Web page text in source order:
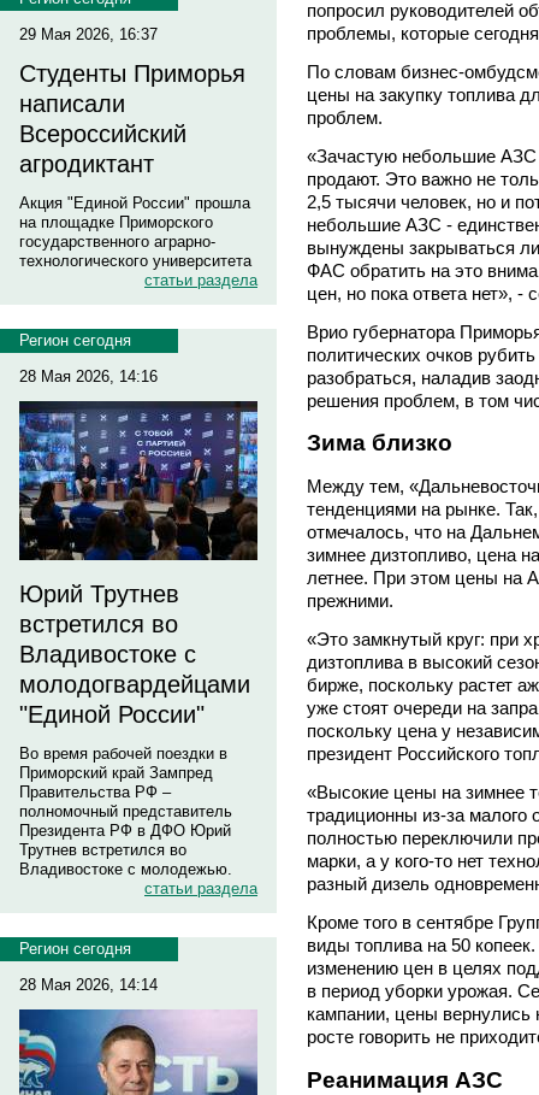
29 Мая 2026, 16:37
Студенты Приморья
написали
Всероссийский
агродиктант
Акция "Единой России" прошла
на площадке Приморского
государственного аграрно-
технологического университета
статьи раздела
Регион сегодня
28 Мая 2026, 14:16
Юрий Трутнев
встретился во
Владивостоке с
молодогвардейцами
"Единой России"
Во время рабочей поездки в
Приморский край Зампред
Правительства РФ –
полномочный представитель
Президента РФ в ДФО Юрий
Трутнев встретился во
Владивостоке с молодежью.
статьи раздела
Регион сегодня
28 Мая 2026, 14:14
попросил руководителей
проблемы, которые
По словам бизнес-
цены на закупку топлива
проблем.
«Зачастую небольшие АЗС
продают. Это важно не
2,5 тысячи человек, но и
небольшие АЗС -
вынуждены закрываться
ФАС обратить на это
цен, но пока ответа нет»,
Врио губернатора
политических очков
разобраться, наладив
решения проблем, в том
Зима близко
Между тем,
тенденциями на рынке.
отмечалось, что на
зимнее дизтопливо, цена
летнее. При этом цены на
прежними.
«Это замкнутый круг: при
дизтоплива в высокий
бирже, поскольку растет
уже стоят очереди на
поскольку цена у
президент Российского
«Высокие цены на зимнее
традиционны из-за
полностью переключили
марки, а у кого-то нет
разный дизель
Кроме того в сентябре
виды топлива на 50
изменению цен в целях
в период уборки урожая.
кампании, цены вернулись
росте говорить не
Реанимация АЗС